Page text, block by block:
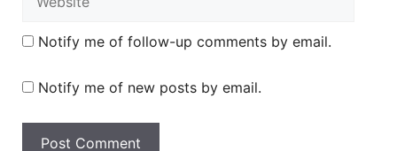
Notify me of follow-up comments by email.
Notify me of new posts by email.